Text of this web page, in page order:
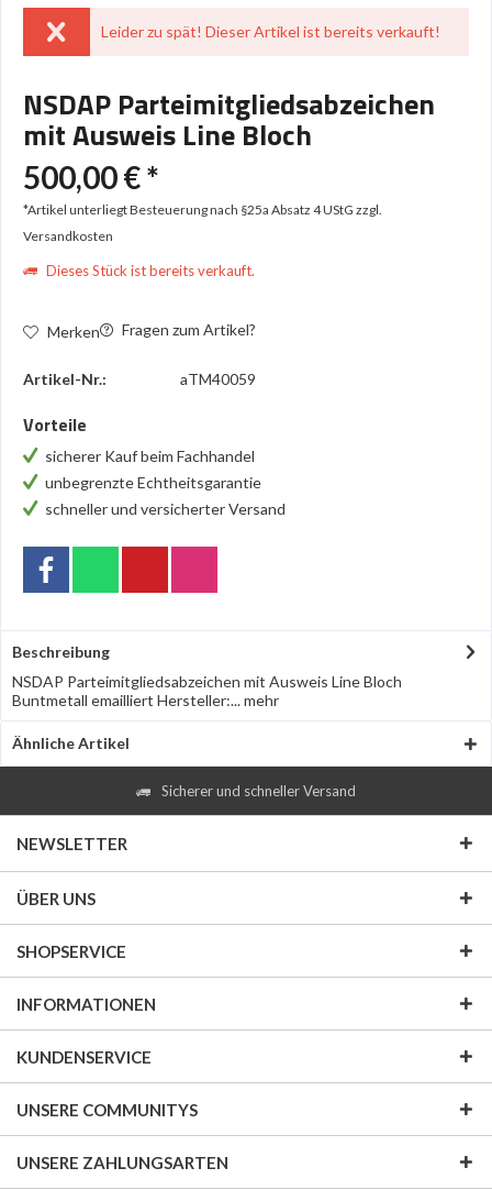
Leider zu spät! Dieser Artikel ist bereits verkauft!
NSDAP Parteimitgliedsabzeichen
mit Ausweis Line Bloch
500,00 € *
*Artikel unterliegt Besteuerung nach §25a Absatz 4 UStG zzgl.
Versandkosten
Dieses Stück ist bereits verkauft.
Merken Fragen zum Artikel?
Artikel-Nr.: aTM40059
Vorteile
sicherer Kauf beim Fachhandel
unbegrenzte Echtheitsgarantie
schneller und versicherter Versand
Beschreibung
NSDAP Parteimitgliedsabzeichen mit Ausweis Line Bloch
Buntmetall emailliert Hersteller:...mehr
Ähnliche Artikel
Sicherer und schneller Versand
NEWSLETTER
ÜBER UNS
SHOPSERVICE
INFORMATIONEN
KUNDENSERVICE
UNSERE COMMUNITYS
UNSERE ZAHLUNGSARTEN